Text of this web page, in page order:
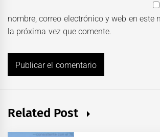
nombre, correo electrónico y web en este
la próxima vez que comente.
Related Post